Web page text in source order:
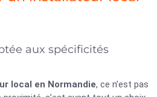
aux spécificités
local en Normandie, ce n’est pas